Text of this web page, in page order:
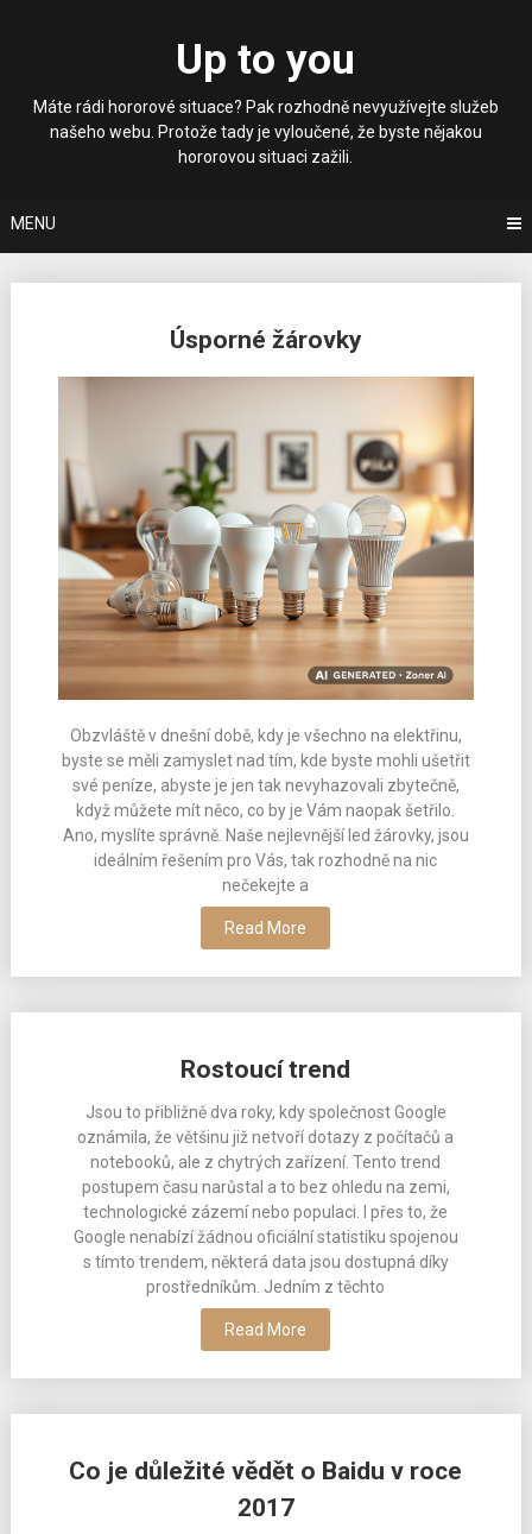
Up to you
Máte rádi hororové situace? Pak rozhodně nevyužívejte služeb
našeho webu. Protože tady je vyloučené, že byste nějakou
hororovou situaci zažili.
MENU
Úsporné žárovky
Obzvláště v dnešní době, kdy je všechno na elektřinu,
byste se měli zamyslet nad tím, kde byste mohli ušetřit
své peníze, abyste je jen tak nevyhazovali zbytečně,
když můžete mít něco, co by je Vám naopak šetřilo.
Ano, myslíte správně. Naše nejlevnější led žárovky, jsou
ideálním řešením pro Vás, tak rozhodně na nic
nečekejte a
Read More
Rostoucí trend
Jsou to přibližně dva roky, kdy společnost Google
oznámila, že většinu již netvoří dotazy z počítačů a
notebooků, ale z chytrých zařízení. Tento trend
postupem času narůstal a to bez ohledu na zemi,
technologické zázemí nebo populaci. I přes to, že
Google nenabízí žádnou oficiální statistiku spojenou
s tímto trendem, některá data jsou dostupná díky
prostředníkům. Jedním z těchto
Read More
Co je důležité vědět o Baidu v roce
2017